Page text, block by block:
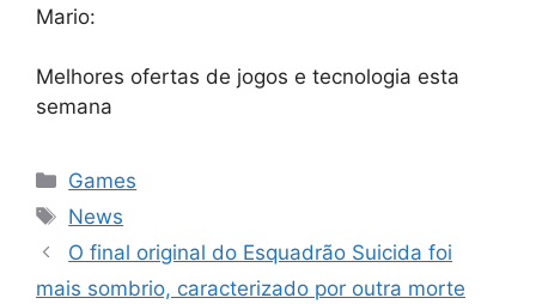
Mario:
Melhores ofertas de jogos e tecnologia esta
semana
Categorias
Games
Tags
News
O final original do Esquadrão Suicida foi
mais sombrio, caracterizado por outra morte